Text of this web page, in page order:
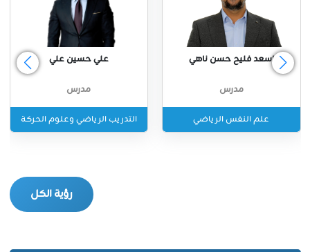
اسعد فليح حسن ناهي
مدرس
علم النفس الرياضي
علي حسين علي
مدرس
التدريب الرياضي وعلوم الحركة
رؤية الكل